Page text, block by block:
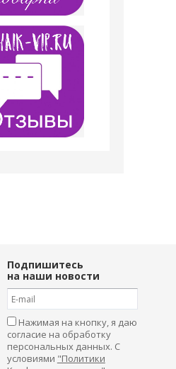
Подпишитесь
на наши новости
Нажимая на кнопку, я даю
согласие на обработку
персональных данных. С
условиями "Политики